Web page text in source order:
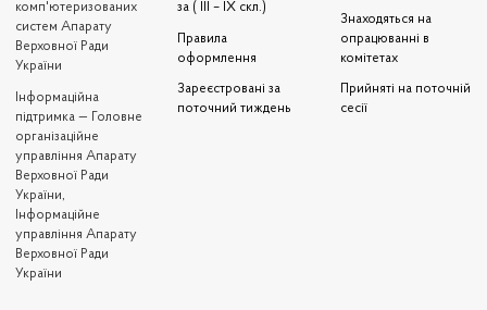
комп'ютеризованих
систем Апарату
Верховної Ради
України
Iнформаційна
підтримка — Головне
організаційне
управління Апарату
Верховної Ради
України,
Інформаційне
управління Апарату
Верховної Ради
України
за ( III – IX скл.)
Правила
оформлення
Зареєстровані за
поточний тиждень
Знаходяться на
опрацюванні в
комітетах
Прийняті на поточній
сесії